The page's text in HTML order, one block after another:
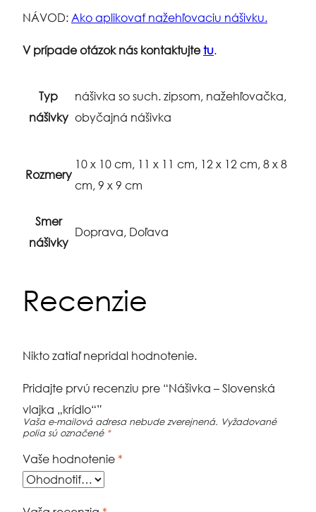
NÁVOD: Ako aplikovať nažehľovaciu nášivku.
V prípade otázok nás kontaktujte tu.
Typ
nášivky
nášivka so such. zipsom, nažehľovačka,
obyčajná nášivka
Rozmery
10 x 10 cm, 11 x 11 cm, 12 x 12 cm, 8 x 8
cm, 9 x 9 cm
Smer
nášivky
Doprava, Doľava
Recenzie
Nikto zatiaľ nepridal hodnotenie.
Pridajte prvú recenziu pre “Nášivka – Slovenská
vlajka „krídlo“”
Vaša e-mailová adresa nebude zverejnená. Vyžadované
polia sú označené *
Vaše hodnotenie *